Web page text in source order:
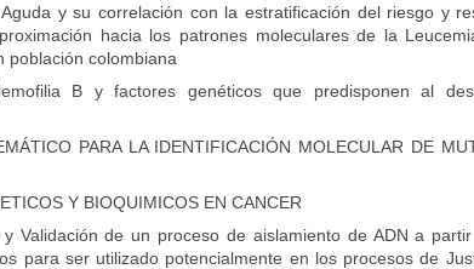
y su correlación con la estratificación del riesgo y
hacia los patrones moleculares de la
población colombiana
B y factores genéticos que predisponen al
PARA LA IDENTIFICACIÓN MOLECULAR DE
Y BIOQUIMICOS EN CANCER
y Validación de un proceso de aislamiento de ADN a
para ser utilizado potencialmente en los procesos de